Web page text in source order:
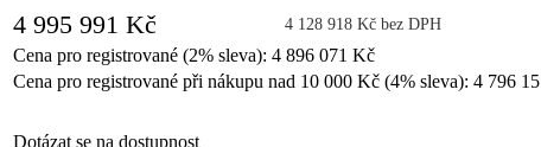
4 995 991 Kč 4 128 918 Kč bez DPH
Cena pro registrované (2% sleva): 4 896 071 Kč
Cena pro registrované při nákupu nad 10 000 Kč (4% sleva): 4 796
Dotázat se na dostupnost